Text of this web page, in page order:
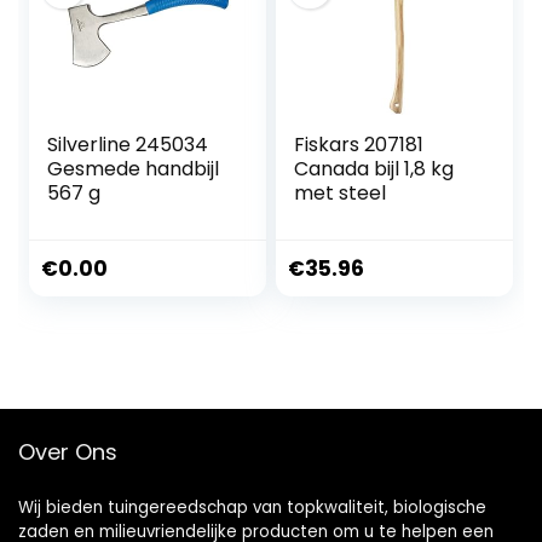
Silverline 245034
Gesmede handbijl
567 g
€0.00
Fiskars 207181
Canada bijl 1,8 kg
met steel
€35.96
Over Ons
Wij bieden tuingereedschap van topkwaliteit, biologische
zaden en milieuvriendelijke producten om u te helpen een